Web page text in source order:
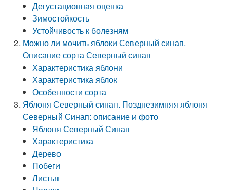
Дегустационная оценка
Зимостойкость
Устойчивость к болезням
Можно ли мочить яблоки Северный синап.
Описание сорта Северный синап
Характеристика яблони
Характеристика яблок
Особенности сорта
Яблоня Северный синап. Позднезимняя яблоня
Северный Синап: описание и фото
Яблоня Северный Синап
Характеристика
Дерево
Побеги
Листья